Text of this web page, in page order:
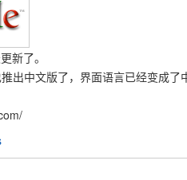
新了。
出中文版了，界面语言已经变成